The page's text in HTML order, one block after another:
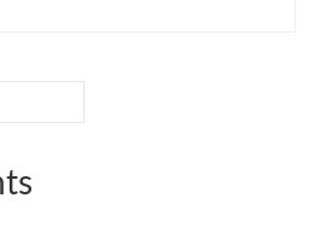
de Longchamp-sur-